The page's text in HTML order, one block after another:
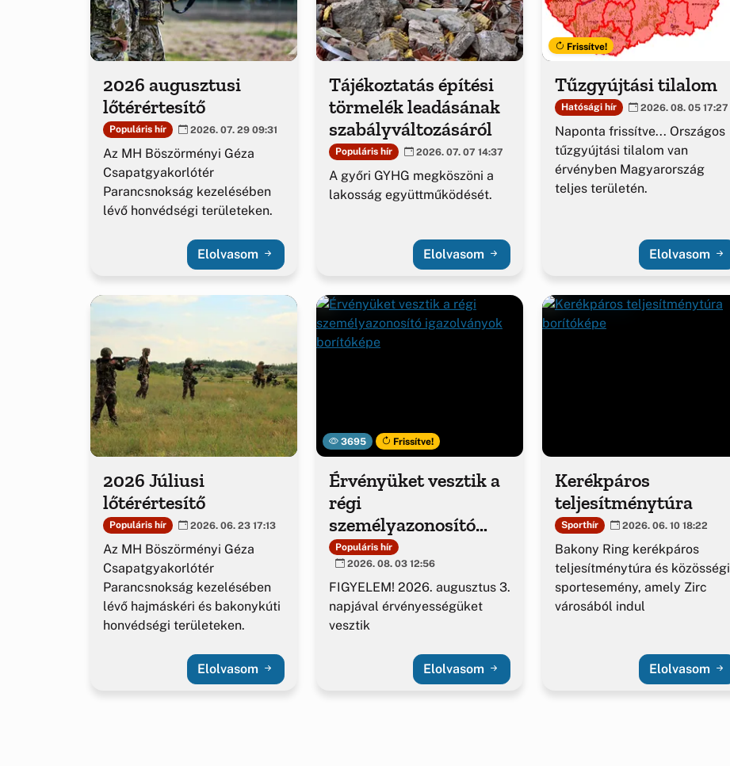
2026 augusztusi
lőtérértesítő
Populáris hír 2026. 07. 29 09:31
Az MH Böszörményi Géza
Csapatgyakorlótér
Parancsnokság kezelésében
lévő honvédségi területeken.
Elolvasom
Tájékoztatás építési
törmelék leadásának
szabályváltozásáról
Populáris hír 2026. 07. 07 14:37
A győri GYHG megköszöni a
lakosság együttműködését.
Elolvasom
Frissítve!
Tűzgyújtási tilalom
Hatósági hír 2026. 08. 05 17:27
Naponta frissítve... Országos
tűzgyújtási tilalom van
érvényben Magyarország
teljes területén.
Elolvasom
2026 Júliusi
lőtérértesítő
Populáris hír 2026. 06. 23 17:13
Az MH Böszörményi Géza
Csapatgyakorlótér
Parancsnokság kezelésében
lévő hajmáskéri és bakonykúti
honvédségi területeken.
Elolvasom
3695 Frissítve!
Érvényüket vesztik a
régi
személyazonosító
igazolványok
Populáris hír
2026. 08. 03 12:56
FIGYELEM! 2026. augusztus 3.
napjával érvényességüket
vesztik
Elolvasom
Kerékpáros
teljesítménytúra
Sporthír 2026. 06. 10 18:22
Bakony Ring kerékpáros
teljesítménytúra és közösségi
sportesemény, amely Zirc
városából indul
Elolvasom